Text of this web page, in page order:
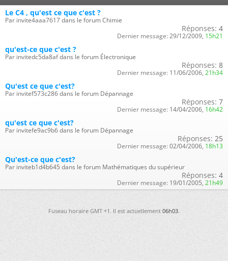
Le C4 , qu'est ce que c'est ?
Par invite4aaa7617 dans le forum Chimie
Réponses: 4
Dernier message: 29/12/2009, 15h21
qu'est-ce que c'est ?
Par invitedc5da8af dans le forum Électronique
Réponses: 8
Dernier message: 11/06/2006, 21h34
Qu'est ce que c'est?
Par invitef573c286 dans le forum Dépannage
Réponses: 7
Dernier message: 14/04/2006, 16h42
qu'est ce que c'est?
Par invitefe9ac9b6 dans le forum Dépannage
Réponses: 25
Dernier message: 02/04/2006, 18h13
Qu'est-ce que c'est?
Par inviteb1d4b645 dans le forum Mathématiques du supérieur
Réponses: 4
Dernier message: 19/01/2005, 21h49
Fuseau horaire GMT +1. Il est actuellement06h03.